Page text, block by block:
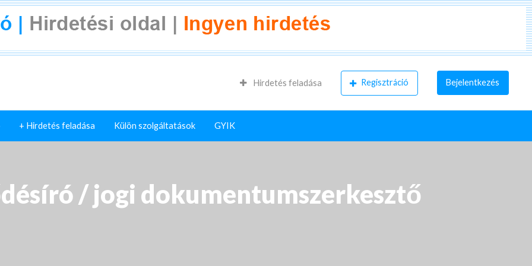
Hirdetés feladása Regisztráció Bejelentkezés
+ Hirdetés feladása Külön szolgáltatások GYIK
/ jogi dokumentumszerkesztő